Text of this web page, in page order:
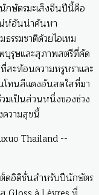
กษัตรมะเส็งจีนปีนี้คือ
ห์อันน่าค้นหา
รมชาติด้วยไอเทม
บุรุษและสุภาพสตรีที่คัด
สะท้อนความหรูหราและ
โทนสีแดงอันสดใสที่มา
วมเป็นส่วนหนึ่งของช่วง
ความสุขนี้
ต็ดอิดิชั่นสำหรับปีนักษัตร